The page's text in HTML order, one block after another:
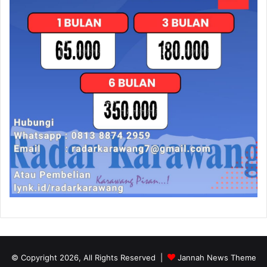
© Copyright 2026, All Rights Reserved | Jannah News Theme